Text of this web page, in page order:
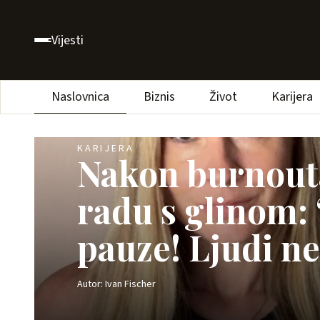
Vijesti
Naslovnica Biznis Život Karijera
BIZNIS
Skok od
kaubojskog
ugostitelji, ali
prednost!”
COACH
Odsutnost s
jezični labirint
dopust,
dane…
BUSINESS & LIFE COACH, COACH
Novac ne
olakšava
pokušava
ambicijama
KARIJERA
Nakon
radu s
pauze! Ljudi
Autor: Ivan Fischer